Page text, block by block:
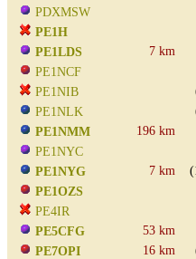
PDXMSW
PE1H
PE1LDS
7 km
PE1NCF
PE1NIB
PE1NLK
PE1NMM
196 km
PE1NYC
PE1NYG
7 km
PE1OZS
PE4IR
PE5CFG
53 km
PE7OPI
16 km